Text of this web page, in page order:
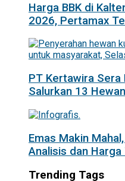
Harga BBK di
2026, Pertamax
PT Kertawira
Salurkan 13
Emas Makin
Analisis dan
Trending Tags